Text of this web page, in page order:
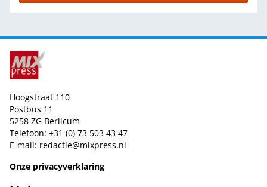
Hoogstraat 110
Postbus 11
5258 ZG Berlicum
Telefoon: +31 (0) 73 503 43 47
E-mail: redactie@mixpress.nl
Onze privacyverklaring